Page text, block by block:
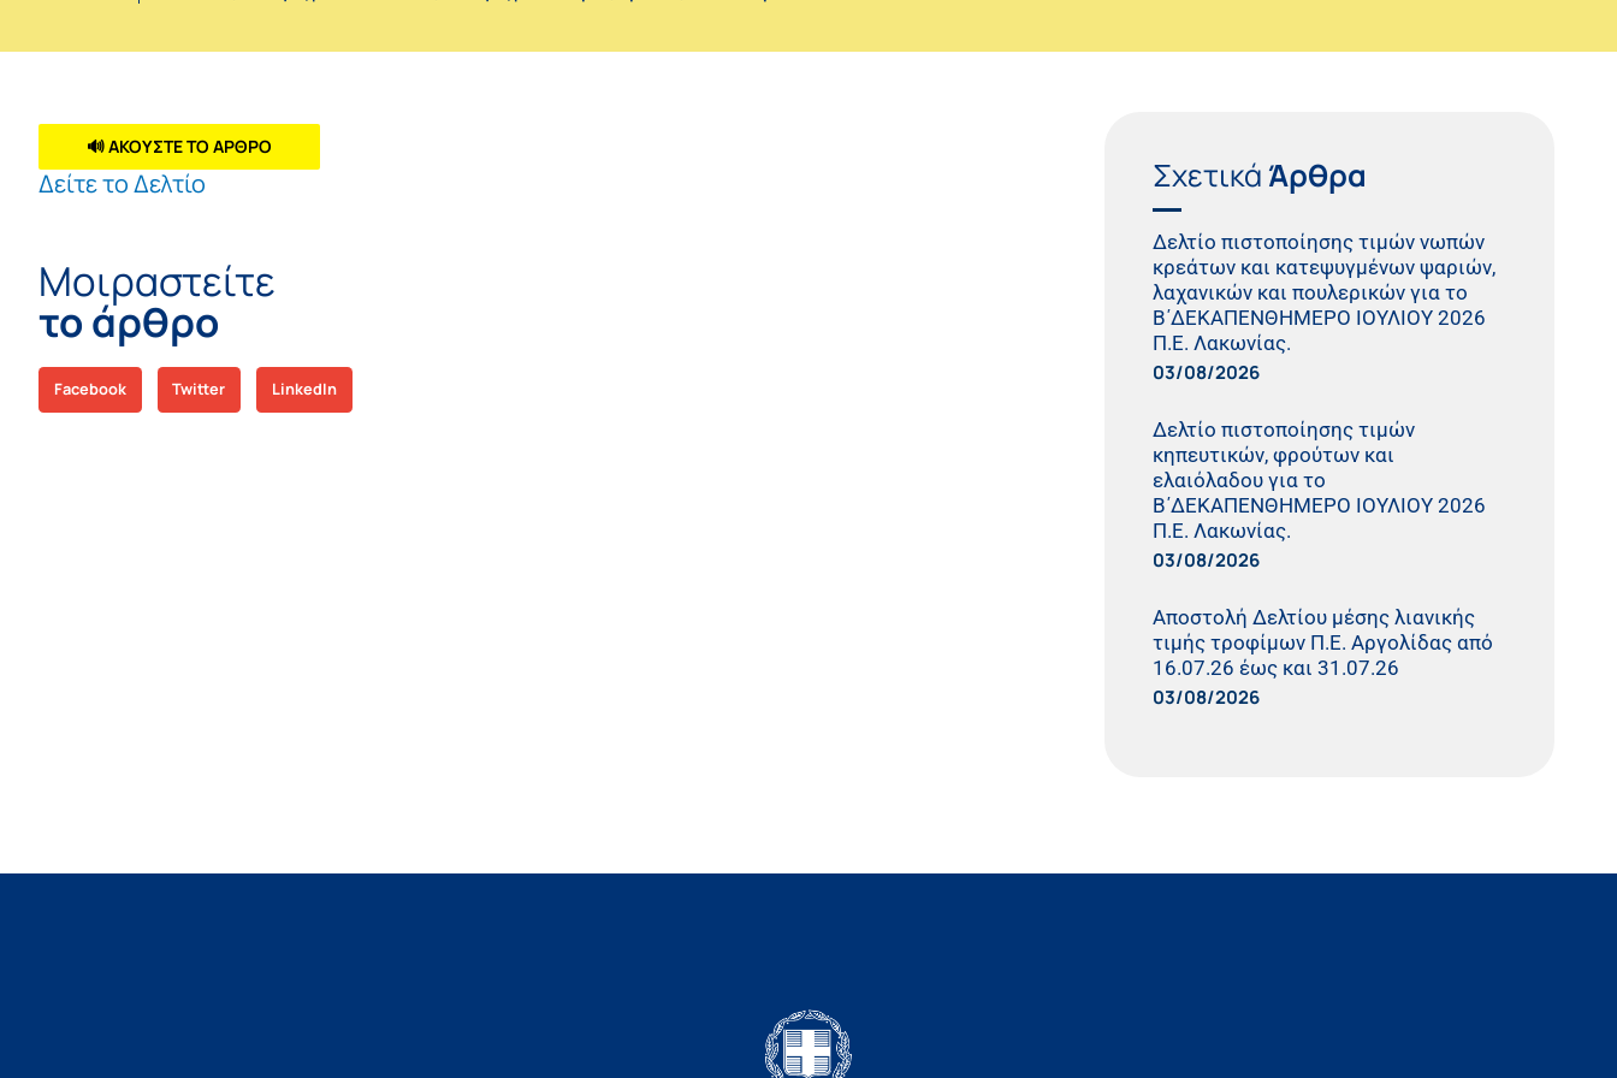
🔊 ΑΚΟΥΣΤΕ ΤΟ ΑΡΘΡΟ
Δείτε το Δελτίο
Μοιραστείτε
το άρθρο
Facebook Twitter LinkedIn
Σχετικά Άρθρα
Δελτίο πιστοποίησης τιμών νωπών
κρεάτων και κατεψυγμένων ψαριών,
λαχανικών και πουλερικών για το
Β΄ΔΕΚΑΠΕΝΘΗΜΕΡΟ ΙΟΥΛΙΟΥ 2026
Π.Ε. Λακωνίας.
03/08/2026
Δελτίο πιστοποίησης τιμών
κηπευτικών, φρούτων και
ελαιόλαδου για το
Β΄ΔΕΚΑΠΕΝΘΗΜΕΡΟ ΙΟΥΛΙΟΥ 2026
Π.Ε. Λακωνίας.
03/08/2026
Αποστολή Δελτίου μέσης λιανικής
τιμής τροφίμων Π.Ε. Αργολίδας από
16.07.26 έως και 31.07.26
03/08/2026